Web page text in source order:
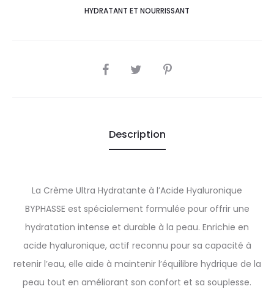
HYDRATANT ET NOURRISSANT
SHARE
Description
La Crème Ultra Hydratante à l’Acide Hyaluronique
BYPHASSE est spécialement formulée pour offrir une
hydratation intense et durable à la peau. Enrichie en
acide hyaluronique, actif reconnu pour sa capacité à
retenir l’eau, elle aide à maintenir l’équilibre hydrique de la
peau tout en améliorant son confort et sa souplesse.